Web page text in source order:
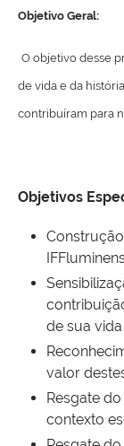
Objetivo Geral:
O objetivo desse
de vida e da
contribuíram para
Objetivos
de sua
valor
Resgate
contexto